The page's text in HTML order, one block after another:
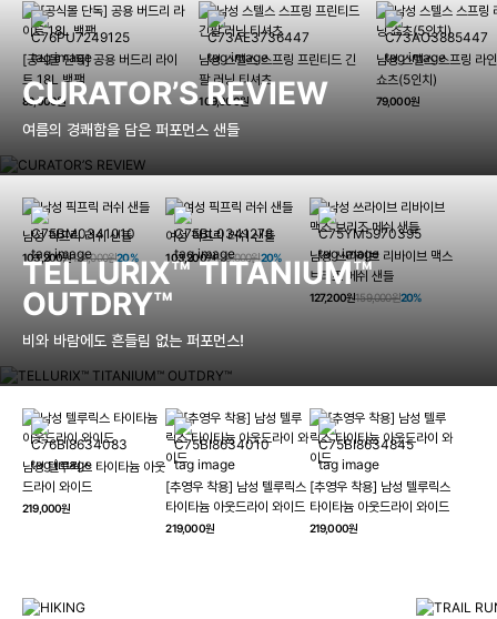
[공식몰 단독] 공용 버드리 라이
트 18L 백팩
89,000원
남성 스텔스 스프링 프린티드 긴
팔 러닝 티셔츠
109,000원
남성 스텔스 스프링 라
쇼츠(5인치)
79,000원
CURATOR’S REVIEW
여름의 경쾌함을 담은 퍼포먼스 샌들
남성 픽프릭 러쉬 샌들
103,200원129,000원20%
여성 픽프릭 러쉬 샌들
103,200원129,000원20%
남성 쓰라이브 리바이브 맥스
브리즈 메쉬 샌들
127,200원159,000원20%
TELLURIX™ TITANIUM™
OUTDRY™
비와 바람에도 흔들림 없는 퍼포먼스!
남성 텔루릭스 타이타늄 아웃
드라이 와이드
219,000원
[추영우 착용] 남성 텔루릭스
타이타늄 아웃드라이 와이드
219,000원
[추영우 착용] 남성 텔루릭스
타이타늄 아웃드라이 와이드
219,000원
HIKING
컬럼비아와 함께 일상을 벗어나
하이킹, 트레킹 등 아웃도어 활동을 즐겨보세요.